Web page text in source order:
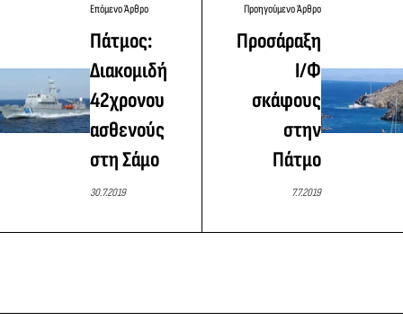
Επόμενο Άρθρο
Πάτμος:
Διακομιδή
42χρονου
ασθενούς
στη Σάμο
30.7.2019
Προηγούμενο Άρθρο
Προσάραξη
Ι/Φ
σκάφους
στην
Πάτμο
7.7.2019